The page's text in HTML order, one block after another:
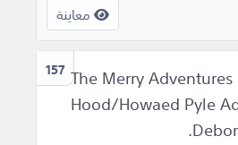
معاينة
157 The Merry
Hood/Howaed Pyle